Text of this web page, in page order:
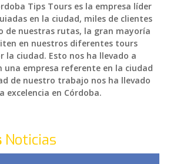
Tips Tours es la empresa líder
en la ciudad, miles de clientes
de nuestras rutas, la gran mayoría
en nuestros diferentes tours
la ciudad. Esto nos ha llevado a
una empresa referente en la ciudad
de nuestro trabajo nos ha llevado
excelencia en Córdoba.
Noticias